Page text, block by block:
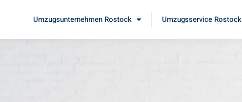
Umzugsunternehmen Rostock Umzugsservice Rostock